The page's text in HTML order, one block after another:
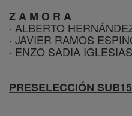
Z A M O R A
· ALBERTO
· JAVIER RAMOS
· ENZO SADIA
PRESELECCIÓN